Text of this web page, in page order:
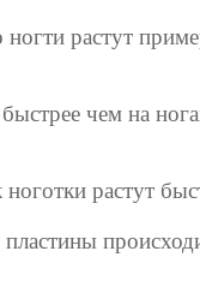
растут
чем на
растут